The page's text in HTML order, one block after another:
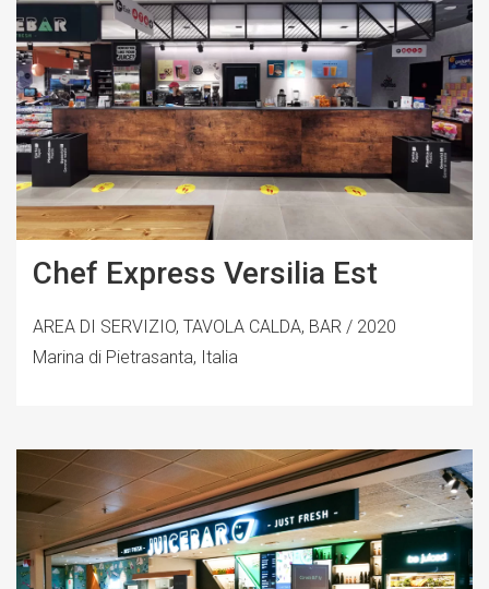
Chef Express Versilia Est
AREA DI SERVIZIO, TAVOLA CALDA, BAR / 2020
Marina di Pietrasanta, Italia